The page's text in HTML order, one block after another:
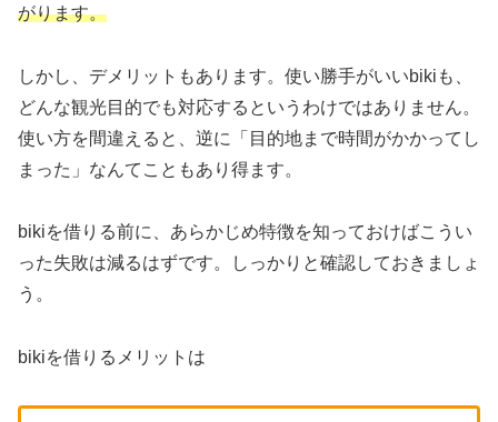
がります。
しかし、デメリットもあります。使い勝手がいいbikiも、
どんな観光目的でも対応するというわけではありません。
使い方を間違えると、逆に「目的地まで時間がかかってし
まった」なんてこともあり得ます。
bikiを借りる前に、あらかじめ特徴を知っておけばこうい
った失敗は減るはずです。しっかりと確認しておきましょ
う。
bikiを借りるメリットは